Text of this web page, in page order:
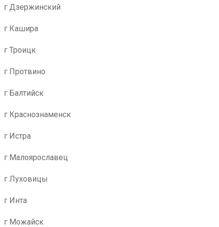
г Дзержинский
г Кашира
г Троицк
г Протвино
г Балтийск
г Краснознаменск
г Истра
г Малоярославец
г Луховицы
г Инта
г Можайск